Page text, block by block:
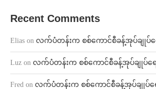
Recent Comments
Elias on လက်ပံတန်းက စစ်ကောင်စီခန့်အုပ်ချုပ်ရ
Luz on လက်ပံတန်းက စစ်ကောင်စီခန့်အုပ်ချုပ်ရ
Fred on လက်ပံတန်းက စစ်ကောင်စီခန့်အုပ်ချုပ်ရ